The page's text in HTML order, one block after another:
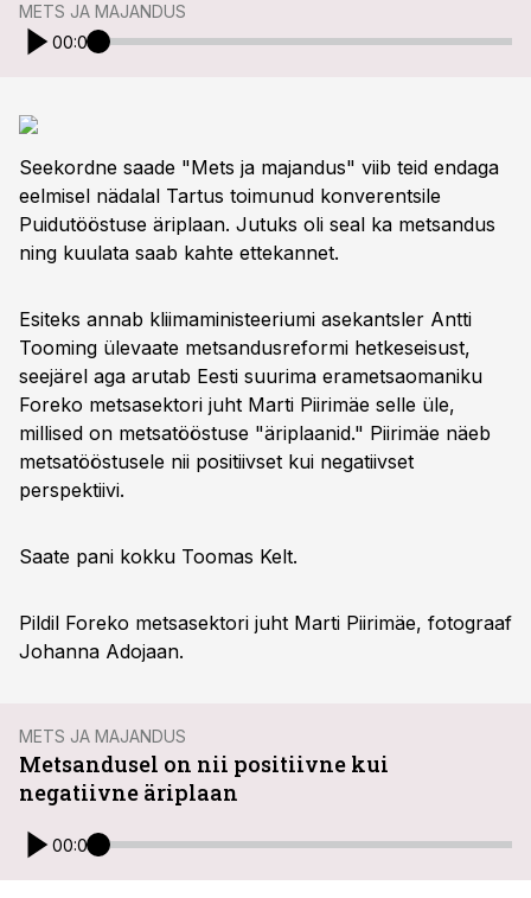
METS JA MAJANDUS
00:00
Seekordne saade "Mets ja majandus" viib teid endaga
eelmisel nädalal Tartus toimunud konverentsile
Puidutööstuse äriplaan. Jutuks oli seal ka metsandus
ning kuulata saab kahte ettekannet.
Esiteks annab kliimaministeeriumi asekantsler Antti
Tooming ülevaate metsandusreformi hetkeseisust,
seejärel aga arutab Eesti suurima erametsaomaniku
Foreko metsasektori juht Marti Piirimäe selle üle,
millised on metsatööstuse "äriplaanid." Piirimäe näeb
metsatööstusele nii positiivset kui negatiivset
perspektiivi.
Saate pani kokku Toomas Kelt.
Pildil Foreko metsasektori juht Marti Piirimäe, fotograaf
Johanna Adojaan.
METS JA MAJANDUS
Metsandusel on nii positiivne kui
negatiivne äriplaan
00:00